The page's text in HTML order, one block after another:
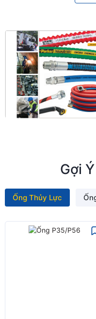
Gợi
Ống Thủy Lực